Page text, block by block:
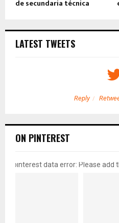
de secundaria técnica
LATEST TWEETS
Reply
ON PINTEREST
pinterest data error: Please add